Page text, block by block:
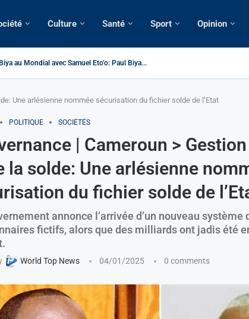
Culture Santé Sport Opinion
> Cameroun | Tensions au sommet de l’Etat: Le...
Une arlésienne nommée sécurisation du fichier solde de l’Etat
POLITIQUE SOCIÉTÉS
| Cameroun >
la solde: Une arlésienne
du fichier solde de
annonce l’arrivée d’un nouveau
fictifs, alors que des milliards ont jadis été
World Top News 04/01/2025 0 comments